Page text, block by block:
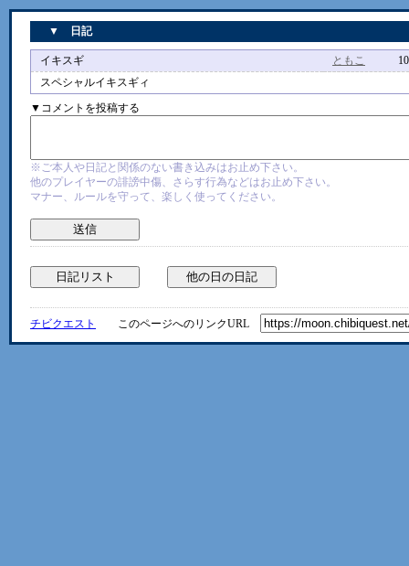
▼ 日記
イキスギ ともこ
10/
スペシャルイキスギィ
▼コメントを投稿する
※ご本人や日記と関係のない書き込みはお止め下さい。
他のプレイヤーの誹謗中傷、さらす行為などはお止め下さい。
マナー、ルールを守って、楽しく使ってください。
チビクエスト このページへのリンクURL